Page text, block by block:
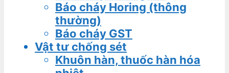
Báo cháy Horing (thông
thường)
Báo cháy GST
Vật tư chống sét
Khuôn hàn, thuốc hàn hóa